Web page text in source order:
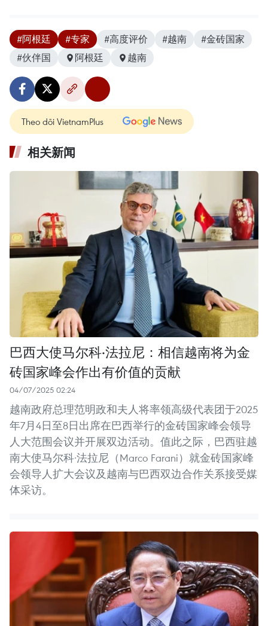
#阿根廷 #专家 #高度评价 #越南
#金砖国家
#伙伴国
阿根廷 越南
Theo dõi VietnamPlus
相关新闻
巴西大使马尔科·法拉尼：相信越南将为金
砖国家峰会作出有价值的贡献
04/07/2025 02:24
越南政府总理范明政和夫人将率领高级代表团于2025
年7月4日至8日出席在巴西举行的金砖国家峰会领导
人大范围会议并开展双边活动。值此之际，巴西驻越
南大使马尔科·法拉尼（Marco Farani）就金砖国家峰
会领导人扩大会议及越南与巴西双边合作关系接受媒
体采访。